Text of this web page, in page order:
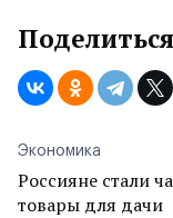
Экономика
Россияне стали
товары для дачи